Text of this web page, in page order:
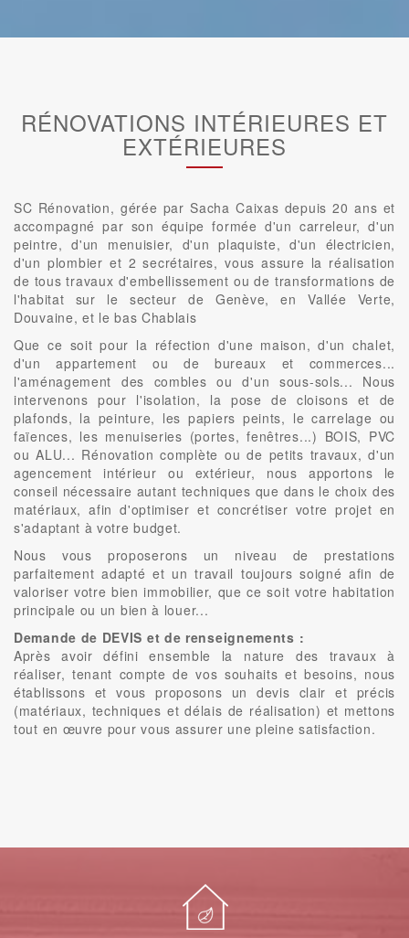
RÉNOVATIONS INTÉRIEURES ET
EXTÉRIEURES
SC Rénovation, gérée par Sacha Caixas depuis 20 ans et
accompagné par son équipe formée d'un carreleur, d'un
peintre, d'un menuisier, d'un plaquiste, d'un électricien,
d'un plombier et 2 secrétaires, vous assure la réalisation
de tous travaux d'embellissement ou de transformations de
l'habitat sur le secteur de Genève, en Vallée Verte,
Douvaine, et le bas Chablais
Que ce soit pour la réfection d'une maison, d'un chalet,
d'un appartement ou de bureaux et commerces...
l'aménagement des combles ou d'un sous-sols... Nous
intervenons pour l'isolation, la pose de cloisons et de
plafonds, la peinture, les papiers peints, le carrelage ou
faïences, les menuiseries (portes, fenêtres...) BOIS, PVC
ou ALU... Rénovation complète ou de petits travaux, d'un
agencement intérieur ou extérieur, nous apportons le
conseil nécessaire autant techniques que dans le choix des
matériaux, afin d'optimiser et concrétiser votre projet en
s'adaptant à votre budget.
Nous vous proposerons un niveau de prestations
parfaitement adapté et un travail toujours soigné afin de
valoriser votre bien immobilier, que ce soit votre habitation
principale ou un bien à louer...
Demande de DEVIS et de renseignements :
Après avoir défini ensemble la nature des travaux à
réaliser, tenant compte de vos souhaits et besoins, nous
établissons et vous proposons un devis clair et précis
(matériaux, techniques et délais de réalisation) et mettons
tout en œuvre pour vous assurer une pleine satisfaction.